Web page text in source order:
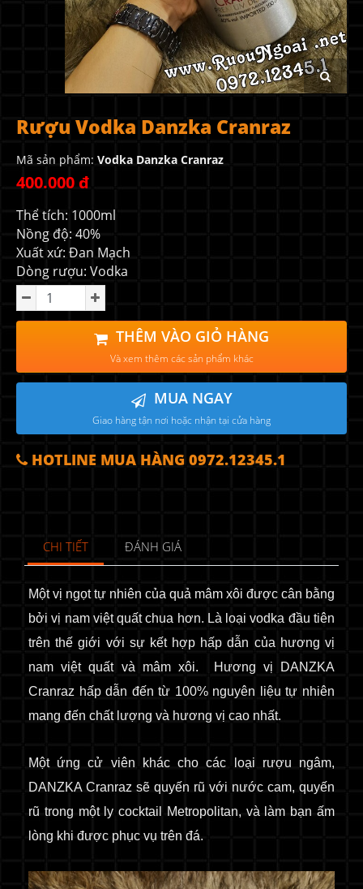
Rượu Vodka Danzka Cranraz
Mã sản phẩm: Vodka Danzka Cranraz
400.000 đ
Thể tích: 1000ml
Nồng độ: 40%
Xuất xứ: Đan Mạch
Dòng rượu: Vodka
THÊM VÀO GIỎ HÀNG
Và xem thêm các sản phẩm khác
MUA NGAY
Giao hàng tận nơi hoặc nhận tại cửa hàng
HOTLINE MUA HÀNG 0972.12345.1
CHI TIẾT ĐÁNH GIÁ
Một vị ngọt tự nhiên của quả mâm xôi được cân bằng
bởi vị nam việt quất chua hơn. Là loại vodka đầu tiên
trên thế giới với sự kết hợp hấp dẫn của hương vị
nam việt quất và mâm xôi.
Hương vị DANZKA
Cranraz hấp dẫn đến từ 100% nguyên liệu tự nhiên
mang đến chất lượng và hương vị cao nhất.
Một ứng cử viên khác cho các loại rượu ngâm,
DANZKA Cranraz sẽ quyến rũ với nước cam, quyến
rũ trong một ly cocktail Metropolitan, và làm bạn ấm
lòng khi được phục vụ trên đá.